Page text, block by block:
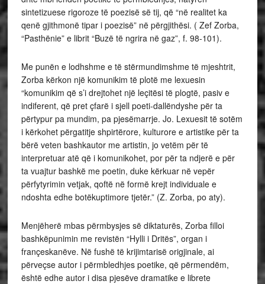
sintetizuese rigoroze të poezisë së tij, që “në realitet ka
qenë gjithmonë tipar i poezisë” në përgjithësi. ( Zef Zorba,
“Pasthënie” e librit “Buzë të ngrira në gaz”, f. 98-101).
Me punën e lodhshme e të stërmundimshme të mjeshtrit,
Zorba kërkon një komunikim të plotë me lexuesin
“komunikim që s’i drejtohet një leçitësi të plogtë, pasiv e
indiferent, që pret çfarë i sjell poeti-dallëndyshe për ta
përtypur pa mundim, pa pjesëmarrje. Jo. Lexuesit të sotëm
i kërkohet përgatitje shpirtërore, kulturore e artistike për ta
bërë veten bashkautor me artistin, jo vetëm për të
interpretuar atë që i komunikohet, por për ta ndjerë e për
ta vuajtur bashkë me poetin, duke kërkuar në vepër
përfytyrimin vetjak, qoftë në formë krejt individuale e
ndoshta edhe botëkuptimore tjetër.” (Z. Zorba, po aty).
Menjëherë mbas përmbysjes së diktaturës, Zorba filloi
bashkëpunimin me revistën “Hylli i Dritës”, organ i
françeskanëve. Në fushë të krijimtarisë origjinale, ai
përveçse autor i përmbledhjes poetike, që përmendëm,
është edhe autor i disa pjesëve dramatike e librete